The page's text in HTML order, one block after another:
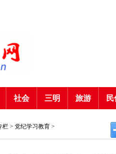
社会 三明 旅游
栏 > 党纪学习教育 >